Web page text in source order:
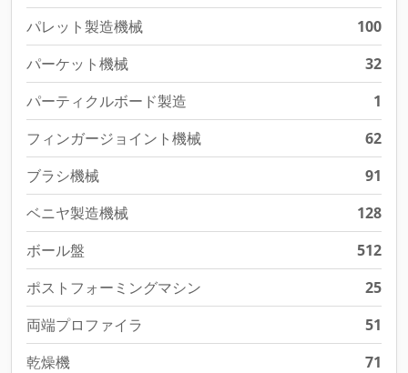
パレット製造機械
100
パーケット機械
32
パーティクルボード製造
1
フィンガージョイント機械
62
ブラシ機械
91
ベニヤ製造機械
128
ボール盤
512
ポストフォーミングマシン
25
両端プロファイラ
51
乾燥機
71